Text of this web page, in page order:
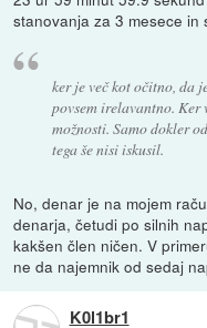
stanovanja za 3 mesece
ker je več kot očitno, da
povsem irelavantno. Ker
možnosti. Samo dokler
tega še nisi iskusil.
No, denar je na mojem
denarja, četudi po silnih
kakšen člen ničen. V
ne da najemnik od sedaj
K0l1br1